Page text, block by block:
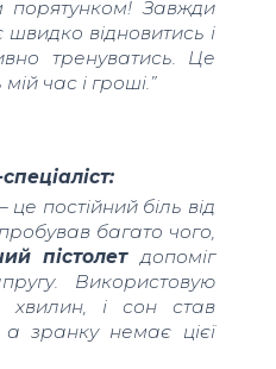
Завжди
відновитись і
тренуватись. Це
час і гроші.”
постійний біль від
багато чого,
пістолетдопоміг
Використовую
хвилин, і сон став
зранку немає цієї